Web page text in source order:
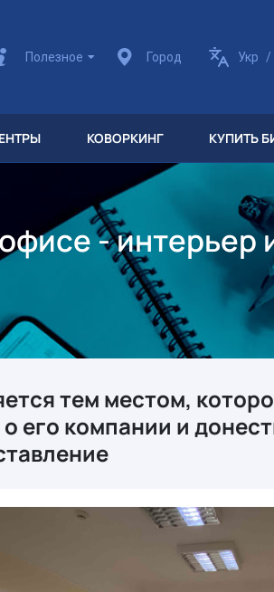
Полезное Город Укр /
КОВОРКИНГ КУПИТЬ
- интерьер
тем местом,
его компании и